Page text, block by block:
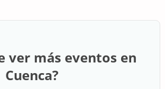
ver más eventos en
Cuenca?